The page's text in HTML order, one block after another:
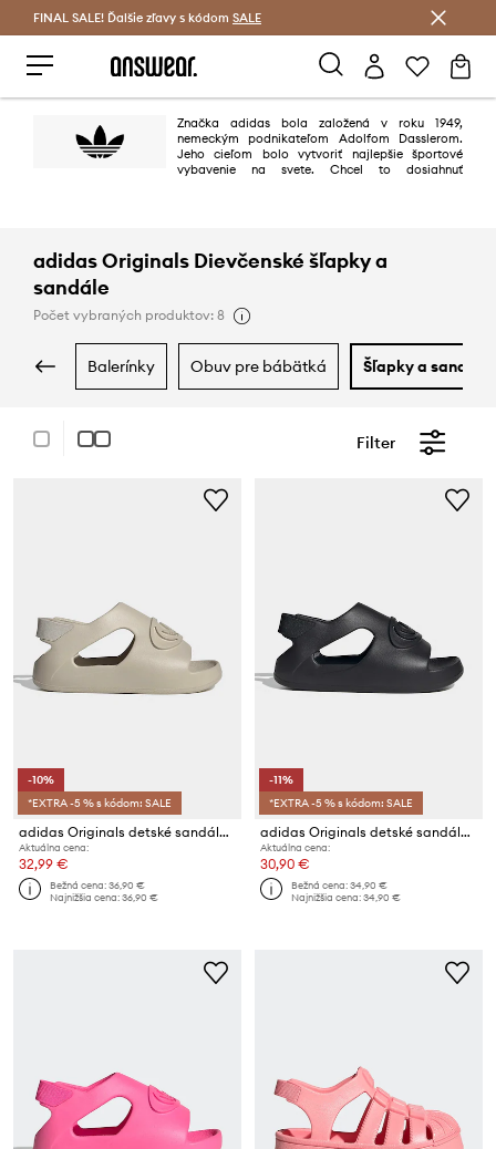
Šetrite s Answear Club >
FINAL SALE! Ďalšie zľavy s kódom SALE
Značka adidas bola založená v roku 1949,
nemeckým podnikateľom Adolfom Dasslerom.
Jeho cieľom bolo vytvoriť najlepšie športové
vybavenie na svete. Chcel to dosiahnuť
adidas Originals Dievčenské šľapky a
sandále
Počet vybraných produktov: 8
balerínky obuv pre bábätká šľapky a sandále
Filter
-10%
*EXTRA -5 % s kódom: SALE
adidas Originals detské sandále CAMPUS 00s FOAM SLIDE
Aktuálna cena:
32,99 €
Bežná cena:36,90 €
Najnižšia cena:36,90 €
-11%
*EXTRA -5 % s kódom: SALE
adidas Originals detské sandále CAMPUS 00s FOAM SLIDE
Aktuálna cena:
30,90 €
Bežná cena:34,90 €
Najnižšia cena:34,90 €